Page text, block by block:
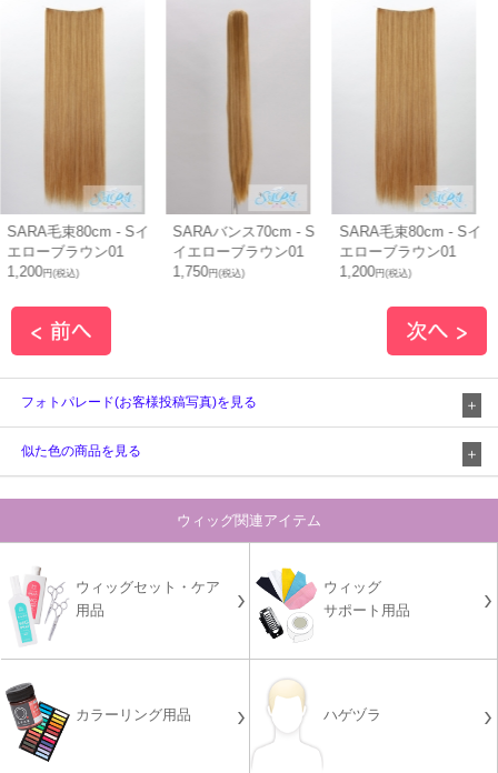
SARA毛束80cm - Sイ
エローブラウン01
1,200円(税込)
SARAバンス70cm - S
イエローブラウン01
1,750円(税込)
SARA毛束80cm - Sイ
エローブラウン01
1,200円(税込)
フォトパレード(お客様投稿写真)を見る
似た色の商品を見る
ウィッグ関連アイテム
ウィッグセット・ケア
用品
ウィッグ
サポート用品
カラーリング用品 ハゲヅラ